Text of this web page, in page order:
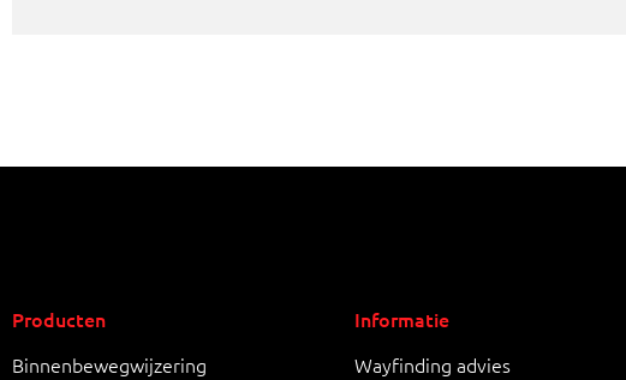
Producten
Binnenbewegwijzering
Informatie
Wayfinding advies